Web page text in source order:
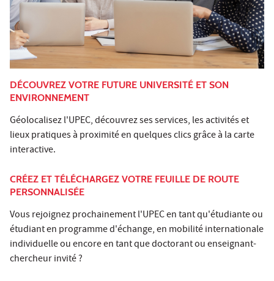
DÉCOUVREZ VOTRE FUTURE UNIVERSITÉ ET SON
ENVIRONNEMENT
Géolocalisez l'UPEC, découvrez ses services, les activités et
lieux pratiques à proximité en quelques clics grâce à la carte
interactive.
CRÉEZ ET TÉLÉCHARGEZ VOTRE FEUILLE DE ROUTE
PERSONNALISÉE
Vous rejoignez prochainement l'UPEC en tant qu'étudiante ou
étudiant en programme d'échange, en mobilité internationale
individuelle ou encore en tant que doctorant ou enseignant-
chercheur invité ?